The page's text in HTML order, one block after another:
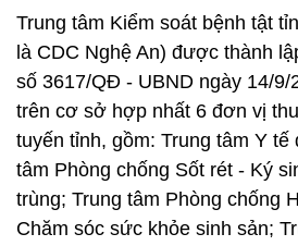
Trung tâm Kiểm soát bệnh tật
là CDC Nghệ An) được thành
số 3617/QĐ - UBND ngày 14/9/
trên cơ sở hợp nhất 6 đơn vị
tuyến tỉnh, gồm: Trung tâm Y tế
tâm Phòng chống Sốt rét - Ký
trùng; Trung tâm Phòng chống
Chăm sóc sức khỏe sinh sản;